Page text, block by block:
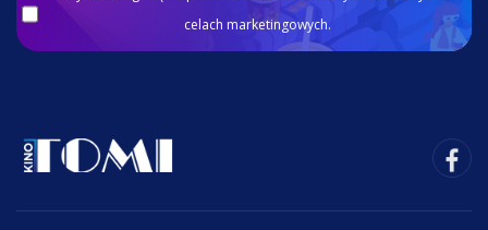
celach marketingowych.